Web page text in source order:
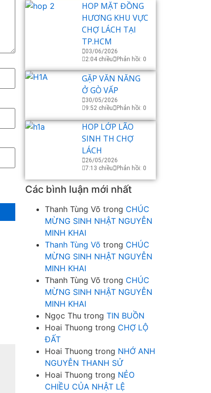
HOP MẶT ĐỒNG
HƯƠNG KHU VỰC
CHỢ LÁCH TẠI
TP.HCM
03/06/2026
2:04 chiều
Phản hồi: 0
GẶP VĂN NĂNG
Ở GÒ VẤP
30/05/2026
9:52 chiều
Phản hồi: 0
HOP LỚP LÃO
SINH TH CHỢ
LÁCH
26/05/2026
7:13 chiều
Phản hồi: 0
Các bình luận mới nhất
Thanh Tùng Võ trong CHÚC
MỪNG SINH NHẬT NGUYỄN
MINH KHAI
Thanh Tùng Võ trong CHÚC
MỪNG SINH NHẬT NGUYỄN
MINH KHAI
Thanh Tùng Võ trong CHÚC
MỪNG SINH NHẬT NGUYỄN
MINH KHAI
Ngọc Thu trong TIN BUỒN
Hoai Thuong trong CHỢ LỘ
ĐẤT
Hoai Thuong trong NHỚ ANH
NGUYỄN THANH SỬ
Hoai Thuong trong NẺO
CHIỀU CỦA NHẬT LỆ